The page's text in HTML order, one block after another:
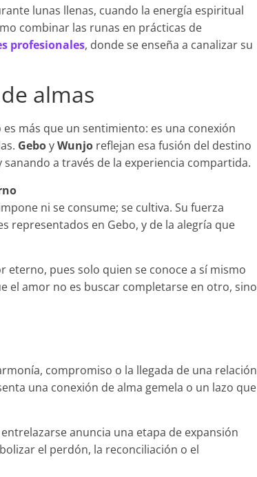
lunas llenas, cuando la energía espiritual
combinar las runas en prácticas de
profesionales, donde se enseña a canalizar su
almas
más que un sentimiento: es una conexión
GeboyWunjo reflejan esa fusión del destino
a través de la experiencia compartida.
ni se consume; se cultiva. Su fuerza
representados en Gebo, y de la alegría que
pues solo quien se conoce a sí mismo
el amor no es buscar completarse en otro, sino
compromiso o la llegada de una relación
una conexión de alma gemela o un lazo que
anuncia una etapa de expansión
el perdón, la reconciliación o el